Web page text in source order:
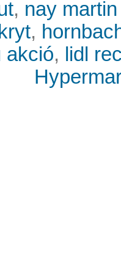
, nay
,
akció, lidl